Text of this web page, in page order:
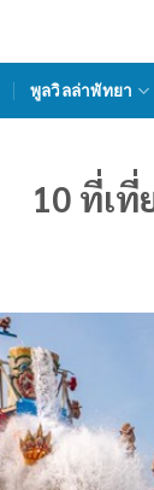
พูลวิลล่าพัทยา
10 ที่เ